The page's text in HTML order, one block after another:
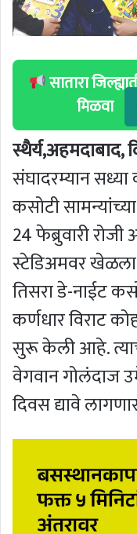
सातारा
मिळवा
स्थैर्य,अहमदाबाद,
संघादरम्यान
कसोटी
24 फेब्रुवारी रोजी
स्टेडिअमवर खेळला
तिसरा डे-नाईट
कर्णधार विराट
सुरू केली आहे.
वेगवान गोलंदाज
दिवस द्यावे